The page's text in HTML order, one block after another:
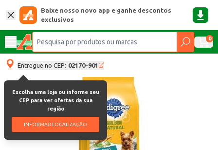
Baixe nosso novo app e ganhe descontos
exclusivos
0
Entregue no CEP: 02170-901
Escolha uma loja ou informe seu
CEP para ver ofertas da sua
região
INFORMAR LOCALIZAÇÃO